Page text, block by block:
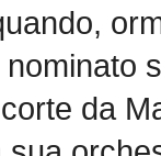
da